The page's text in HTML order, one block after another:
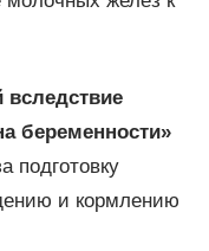
вследствие
беременности»
подготовку
и кормлению